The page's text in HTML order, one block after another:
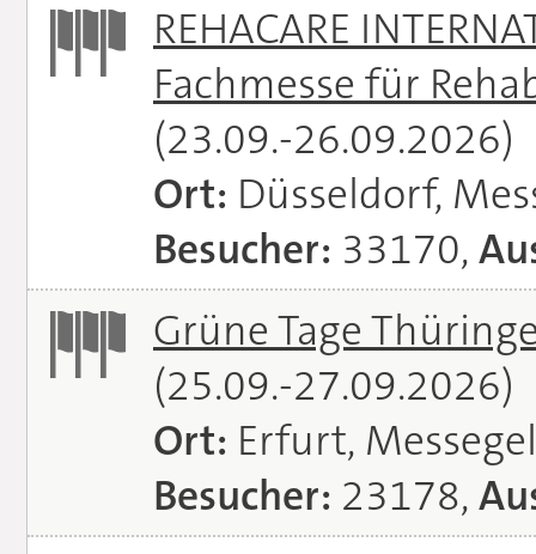
REHACARE
Fachmesse für
(23.09.-26.09.2026)
Ort: Düsseldorf,
Besucher: 33170,
Grüne Tage
(25.09.-27.09.2026)
Ort: Erfurt,
Besucher: 23178,